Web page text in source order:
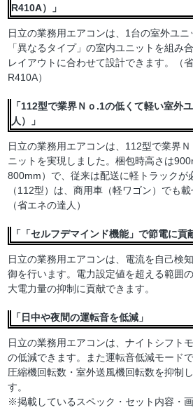
R410A）」
日立の業務用エアコンは、1台の室外ユニ
「異なるタイプ」の室内ユニットを組み
レイアウトに合わせて設計できます。（
R410A）
「112型で業界Ｎｏ.1の低くて軽い室外
人）」
日立の業務用エアコンは、112型で業界
ニットを実現しました。梱包時高さは
800mm）で、従来は配送に軽トラックが
（112型）は、商用車（軽ワゴン）でも
（省エネの達人）
「「セルフデマインド機能」で節電に貢
日立の業務用エアコンは、電流を自己検
御を行います。電力設定値を超える範囲
大電力量の抑制に貢献できます。
「日中や夜間の運転音を低減」
日立の業務用エアコンは、ナイトシフト
の低減できます。また運転音低減モード
圧縮機回転数・室外送風機回転数を抑制
す。
※掲載しているスペック・セット内容・